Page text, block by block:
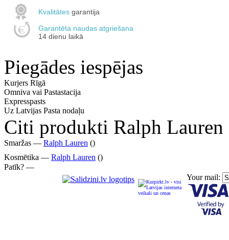
Kvalitātes garantija
Garantēta naudas atgriešana
14 dienu laikā
Piegādes iespējas
Kurjers Rīgā
Omniva vai Pastastacija
Expresspasts
Uz Latvijas Pasta nodaļu
Citi produkti Ralph Lauren
Smaržas — Ralph Lauren ()
Kosmētika — Ralph Lauren ()
Patīk? —
Your mail: